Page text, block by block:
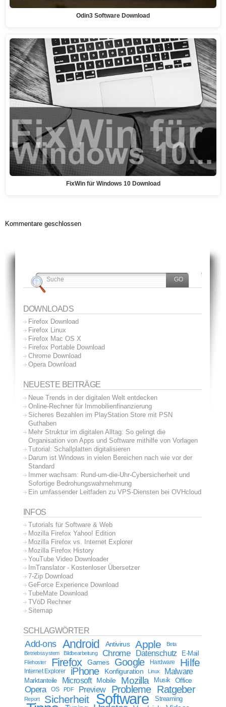
Odin3 Software Download
FixWin für Windows 10 Download
Kommentare geschlossen
DOWNLOADS
Firefox Download
Firefox Linux
Firefox Mac OS X
Firefox Portable Download
Chrome Download
Opera Download
NEUESTE BEITRÄGE
Neue Trends in der digitalen Welt entdecken
Online-Rechner für Immobilienfinanzierung
Sicheres Bezahlen im PlayStation Store mit PSN
Guthaben
Mehr Struktur im digitalen Alltag: So gelingt die
Organisation von Apps und Software mithilfe von Vorlagen
Tutorial: Schallplatten digitalisieren
Darum ist Windows in vielen Bereichen nach wie vor der
Standard
Immer wachsam: Rund-um-die-Uhr-Cybersicherheit und
Sofortige Bedrohungswahrnehmung
Ein umfassender Leitfaden zu VPS-Diensten bei OVHcloud
INFOS
Tutorials für Software & Web
Mozilla Firefox Yahoo! Edition
Mozilla Firefox vs. Internet Explorer
Mozilla Firefox History
YouTube Video Downloader
ImTranslator - Kostenloser Übersetzer
7-Zip Download
GeForce Experience Download
TubeMate Download
TVöD Rechner
Sitemap
SCHLAGWÖRTER
Add-ons Android Antivirus Apple
Beta
Betriebssystem
Bildbearbeitung Chrome Datenschutz E-Mail
Filehoster Firefox Games Google Hardware Hilfe
Internet Explorer iPhone Konfiguration Linux Malware
Marktanteile Microsoft Mobile Mozilla Musik Office
Opera OS PDF Preview Probleme Ratgeber
Report Sicherheit Software Streaming